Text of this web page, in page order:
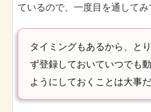
ているので、一度目を通してみ
タイミングもあるから、と
ず登録しておいていつでも
ようにしておくことは大事だ